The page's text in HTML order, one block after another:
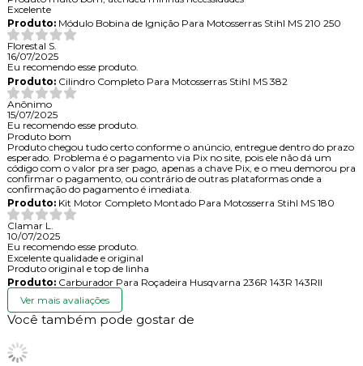
Excelente
Produto:Módulo Bobina de Ignição Para Motosserras Stihl MS 210 250
Florestal S.
16/07/2025
Eu recomendo esse produto.
Produto:Cilindro Completo Para Motosserras Stihl MS 382
Anônimo
15/07/2025
Eu recomendo esse produto.
Produto bom
Produto chegou tudo certo conforme o anúncio, entregue dentro do prazo
esperado. Problema é o pagamento via Pix no site, pois ele não dá um
código com o valor pra ser pago, apenas a chave Pix, e o meu demorou pra
confirmar o pagamento, ou contrário de outras plataformas onde a
confirmação do pagamento é imediata.
Produto:Kit Motor Completo Montado Para Motosserra Stihl MS 180
Clamar L.
10/07/2025
Eu recomendo esse produto.
Excelente qualidade e original
Produto original e top de linha
Produto:Carburador Para Roçadeira Husqvarna 236R 143R 143RII
Ver mais avaliações
Você também pode gostar de